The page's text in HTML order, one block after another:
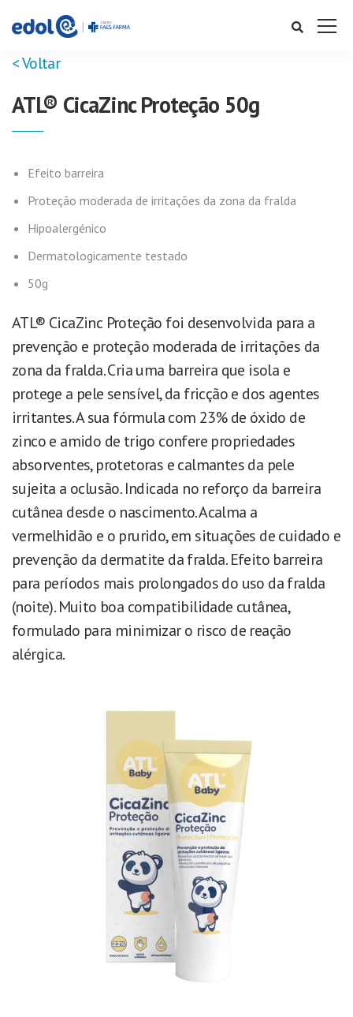
< Voltar
ATL® CicaZinc Proteção 50g
Efeito barreira
Proteção moderada de irritações da zona da fralda
Hipoalergénico
Dermatologicamente testado
50g
ATL® CicaZinc Proteção foi desenvolvida para a
prevenção e proteção moderada de irritações da
zona da fralda. Cria uma barreira que isola e
protege a pele sensível, da fricção e dos agentes
irritantes. A sua fórmula com 23% de óxido de
zinco e amido de trigo confere propriedades
absorventes, protetoras e calmantes da pele
sujeita a oclusão.Indicada no reforço da barreira
cutânea desde o nascimento. Acalma a
vermelhidão e o prurido, em situações de cuidado e
prevenção da dermatite da fralda. Efeito barreira
para períodos mais prolongados do uso da fralda
(noite). Muito boa compatibilidade cutânea,
formulado para minimizar o risco de reação
alérgica.